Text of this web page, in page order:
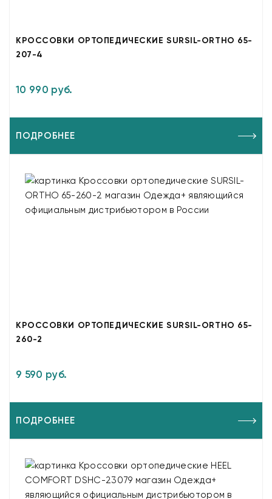
КРОССОВКИ ОРТОПЕДИЧЕСКИЕ SURSIL-ORTHO 65-
207-4
10 990 руб.
ПОДРОБНЕЕ
КРОССОВКИ ОРТОПЕДИЧЕСКИЕ SURSIL-ORTHO 65-
260-2
9 590 руб.
ПОДРОБНЕЕ